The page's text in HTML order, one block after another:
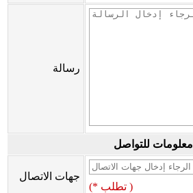
رسالة
معلومات للتواصل
جهات الاتصال
(* تطلب )